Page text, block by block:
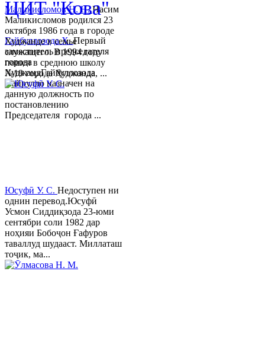
Гайбуллозода Х.Первый
заместитель председателя
города
ХуджандГайбуллозода
Хайрулло назначен на
данную должность по
постановлению
Председателя города ...
Маликисломов Н. Н.Насим
Маликисломов родился 23
октября 1986 года в городе
Худжанде в семье
служащего. В 1994 году
пошел в среднюю школу
№18 города Худжанда, ...
Юсуфӣ У. C. Недоступен ни
однин перевод.Юсуфӣ
Усмон Сиддиқзода 23-юми
сентябри соли 1982 дар
ноҳияи Бобоҷон Ғафуров
таваллуд шудааст. Миллаташ
тоҷик, ма...
ЦИТ "Кова"